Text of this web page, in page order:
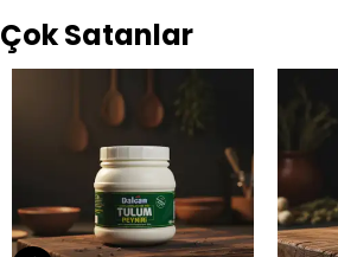
Çok Satanlar